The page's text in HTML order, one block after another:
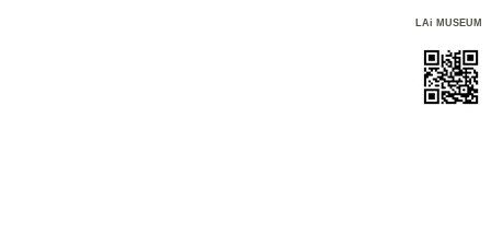
LAi MUSEUM